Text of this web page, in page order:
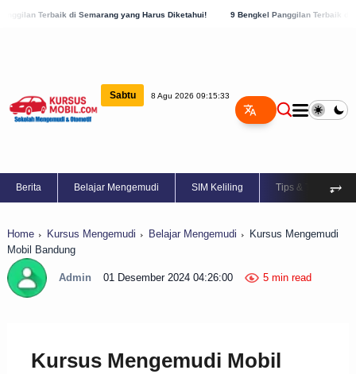
yang Harus Diketahui! 9 Bengkel Panggilan Terbaik di Kabupaten
Sabtu 8 Agu 2026 09:15:34
Berita Belajar Mengemudi SIM Keliling Tips & Trik ⥅
Home Kursus Mengemudi Belajar Mengemudi
Kursus Mengemudi
Mobil Bandung
Admin 01 Desember 2024 04:26:00 5 min read
Kursus Mengemudi Mobil